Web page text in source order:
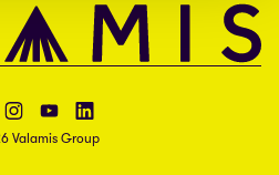
Facebook
Valamis Instagram
Valamis YouTube
Valamis LinkedIn
Valamis Group